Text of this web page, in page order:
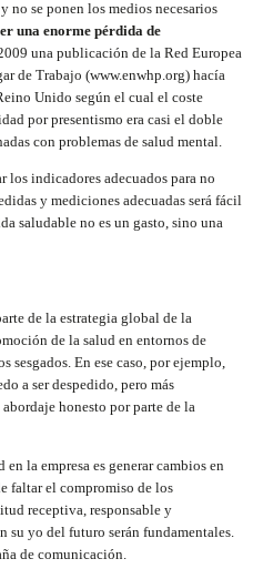
no se ponen los medios necesarios
una enorme pérdida de
una publicación de la Red Europea
de Trabajo (www.enwhp.org) hacía
Unido según el cual el coste
por presentismo era casi el doble
con problemas de salud mental.
indicadores adecuados para no
y mediciones adecuadas será fácil
saludable no es un gasto, sino una
de la estrategia global de la
de la salud en entornos de
sesgados. En ese caso, por ejemplo,
a ser despedido, pero más
honesto por parte de la
la empresa es generar cambios en
faltar el compromiso de los
receptiva, responsable y
su yo del futuro serán fundamentales.
de comunicación.